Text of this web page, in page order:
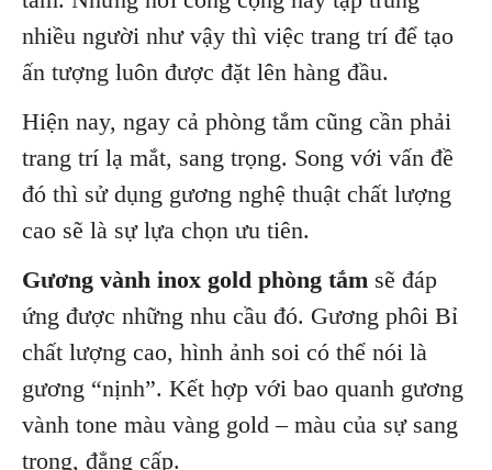
nhiều người như vậy thì việc trang trí để tạo
ấn tượng luôn được đặt lên hàng đầu.
Hiện nay, ngay cả phòng tắm cũng cần phải
trang trí lạ mắt, sang trọng. Song với vấn đề
đó thì sử dụng gương nghệ thuật chất lượng
cao sẽ là sự lựa chọn ưu tiên.
Gương vành inox gold phòng tắm sẽ đáp
ứng được những nhu cầu đó. Gương phôi Bỉ
chất lượng cao, hình ảnh soi có thể nói là
gương “nịnh”. Kết hợp với bao quanh gương
vành tone màu vàng gold – màu của sự sang
trọng, đẳng cấp.